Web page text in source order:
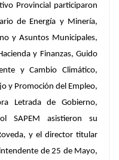
Provincial participaron
de Energía y Minería,
y Asuntos Municipales,
y Finanzas, Guido
y Cambio Climático,
y Promoción del Empleo,
Letrada de Gobierno,
SAPEM asistieron su
y el director titular
de 25 de Mayo,